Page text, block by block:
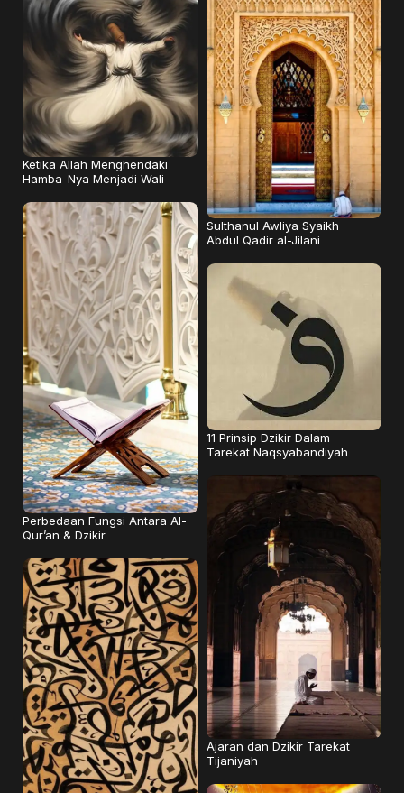
Ketika Allah Menghendaki
Hamba-Nya Menjadi Wali
Sulthanul Awliya Syaikh
Abdul Qadir al-Jilani
Perbedaan Fungsi Antara Al-
Qur’an & Dzikir
11 Prinsip Dzikir Dalam
Tarekat Naqsyabandiyah
Ajaran dan Dzikir Tarekat
Tijaniyah